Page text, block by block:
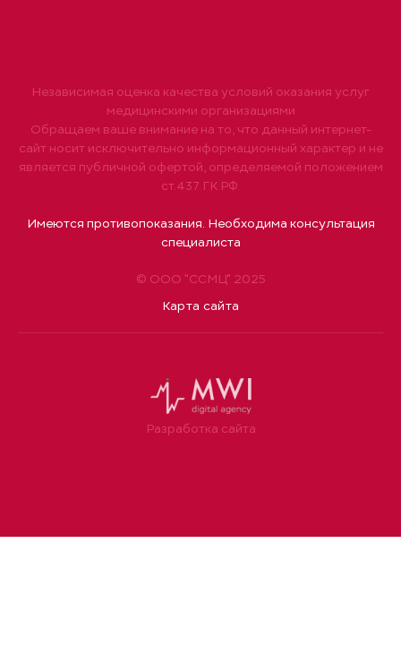
© ООО "ССМЦ" 2025
Карта сайта
Независимая оценка качества условий оказания услуг
медицинскими организациями
Обращаем ваше внимание на то, что данный интернет-
сайт носит исключительно информационный характер и не
является публичной офертой, определяемой положением
ст.437 ГК РФ.
Имеются противопоказания. Необходима консультация
специалиста
Разработка сайта